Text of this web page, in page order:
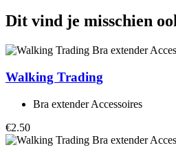
Dit vind je misschien
Walking Trading
Bra extender Accessoires
€2.50